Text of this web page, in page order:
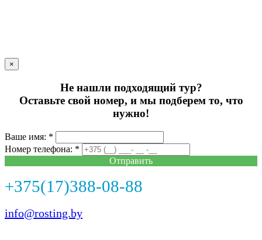
×
Не нашли подходящий тур?
Оставьте свой номер, и мы подберем то, что
нужно!
Ваше имя: *
Номер телефона: *
Отправить
+375(17)388-08-88
info@rosting.by